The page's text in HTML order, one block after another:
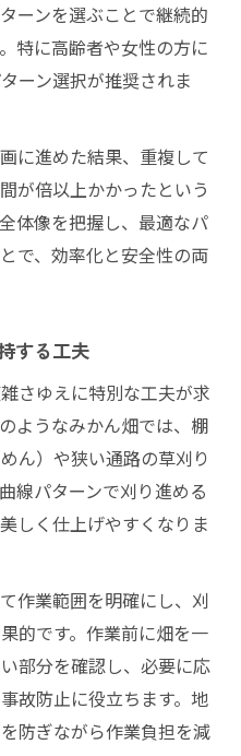
ーンを選ぶことで継続的
特に高齢者や女性の方に
ーン選択が推奨されま
に進めた結果、重複して
が倍以上かかったという
体像を把握し、最適なパ
で、効率化と安全性の両
する工夫
さゆえに特別な工夫が求
ようなみかん畑では、棚
ん）や狭い通路の草刈り
線パターンで刈り進める
しく仕上げやすくなりま
作業範囲を明確にし、刈
的です。作業前に畑を一
部分を確認し、必要に応
故防止に役立ちます。地
防ぎながら作業負担を減